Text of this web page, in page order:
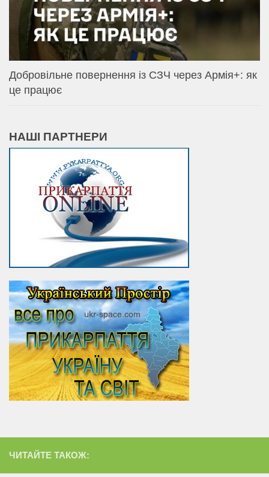
Добровільне повернення із СЗЧ через Армія+: як
це працює
НАШІ ПАРТНЕРИ
ЧИТАЙТЕ ТАКОЖ: